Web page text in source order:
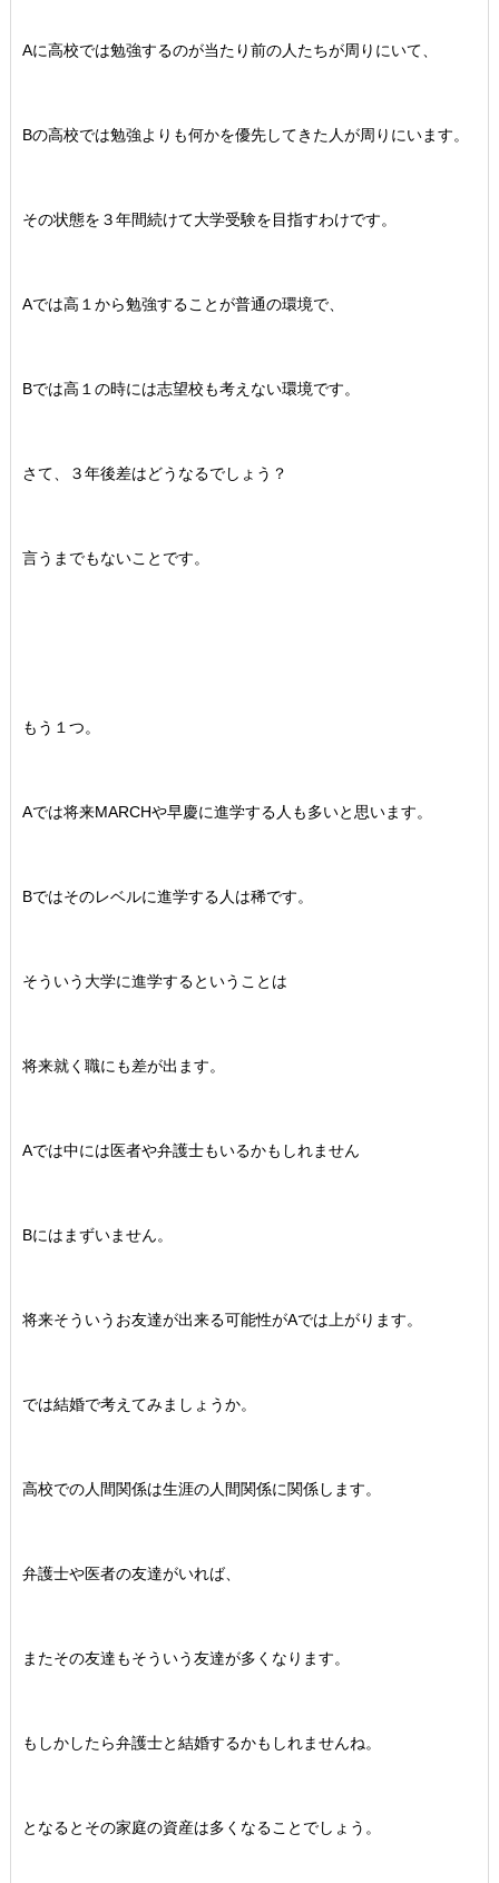
Aに高校では勉強するのが当たり前の人たちが周りにいて、
Bの高校では勉強よりも何かを優先してきた人が周りにいます。
その状態を３年間続けて大学受験を目指すわけです。
Aでは高１から勉強することが普通の環境で、
Bでは高１の時には志望校も考えない環境です。
さて、３年後差はどうなるでしょう？
言うまでもないことです。
もう１つ。
Aでは将来MARCHや早慶に進学する人も多いと思います。
Bではそのレベルに進学する人は稀です。
そういう大学に進学するということは
将来就く職にも差が出ます。
Aでは中には医者や弁護士もいるかもしれません
Bにはまずいません。
将来そういうお友達が出来る可能性がAでは上がります。
では結婚で考えてみましょうか。
高校での人間関係は生涯の人間関係に関係します。
弁護士や医者の友達がいれば、
またその友達もそういう友達が多くなります。
もしかしたら弁護士と結婚するかもしれませんね。
となるとその家庭の資産は多くなることでしょう。